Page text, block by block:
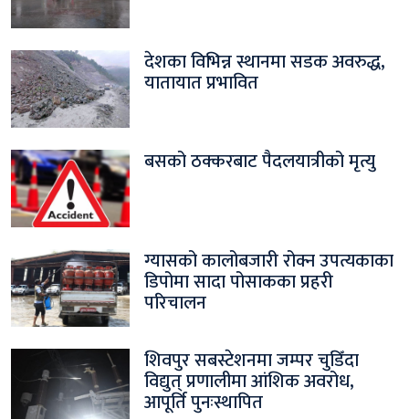
देशका विभिन्न स्थानमा सडक अवरुद्ध,
यातायात प्रभावित
बसको ठक्करबाट पैदलयात्रीको मृत्यु
ग्यासको कालोबजारी रोक्न उपत्यकाका
डिपोमा सादा पोसाकका प्रहरी
परिचालन
शिवपुर सबस्टेशनमा जम्पर चुडिँदा
विद्युत् प्रणालीमा आंशिक अवरोध,
आपूर्ति पुनःस्थापित